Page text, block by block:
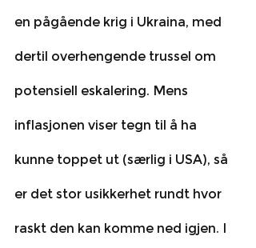
en pågående krig i Ukraina, med
dertil overhengende trussel om
potensiell eskalering. Mens
inflasjonen viser tegn til å ha
kunne toppet ut (særlig i USA), så
er det stor usikkerhet rundt hvor
raskt den kan komme ned igjen. I